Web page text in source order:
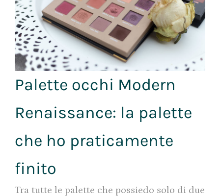
Palette occhi Modern
Renaissance: la palette
che ho praticamente
finito
Tra tutte le palette che possiedo solo di due